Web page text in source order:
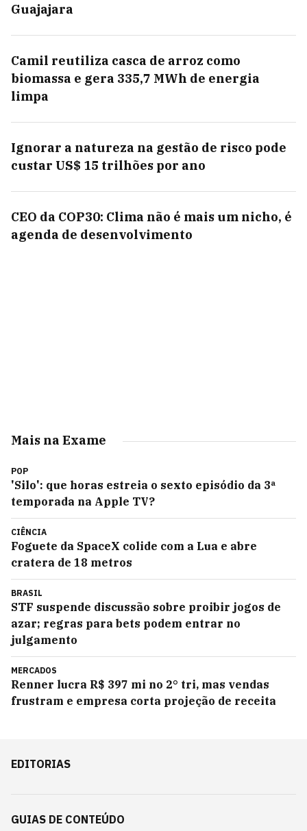
Guajajara
Camil reutiliza casca de arroz como
biomassa e gera 335,7 MWh de energia
limpa
Ignorar a natureza na gestão de risco pode
custar US$ 15 trilhões por ano
CEO da COP30: Clima não é mais um nicho, é
agenda de desenvolvimento
Mais na Exame
POP
'Silo': que horas estreia o sexto episódio da 3ª
temporada na Apple TV?
CIÊNCIA
Foguete da SpaceX colide com a Lua e abre
cratera de 18 metros
BRASIL
STF suspende discussão sobre proibir jogos de
azar; regras para bets podem entrar no
julgamento
MERCADOS
Renner lucra R$ 397 mi no 2° tri, mas vendas
frustram e empresa corta projeção de receita
EDITORIAS
GUIAS DE CONTEÚDO